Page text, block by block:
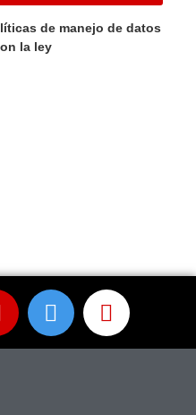
de manejo de datos
la ley